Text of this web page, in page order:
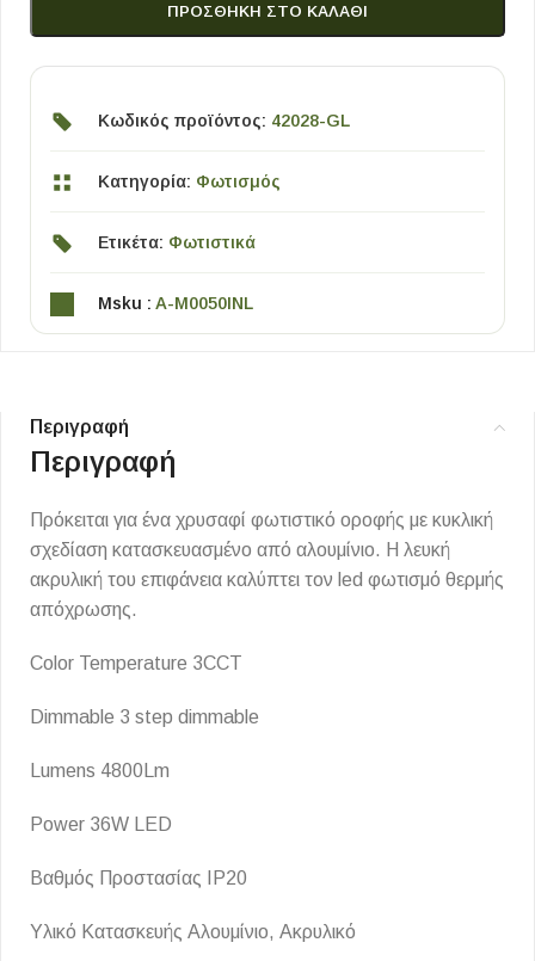
ΠΡΟΣΘΉΚΗ ΣΤΟ ΚΑΛΆΘΙ
Κωδικός προϊόντος: 42028-GL
Κατηγορία: Φωτισμός
Ετικέτα: Φωτιστικά
Msku : A-M0050INL
Περιγραφή
Περιγραφή
Πρόκειται για ένα χρυσαφί φωτιστικό οροφής με κυκλική
σχεδίαση κατασκευασμένο από αλουμίνιο. Η λευκή
ακρυλική του επιφάνεια καλύπτει τον led φωτισμό θερμής
απόχρωσης.
Color Temperature 3CCT
Dimmable 3 step dimmable
Lumens 4800Lm
Power 36W LED
Βαθμός Προστασίας IP20
Υλικό Κατασκευής Αλουμίνιο, Ακρυλικό